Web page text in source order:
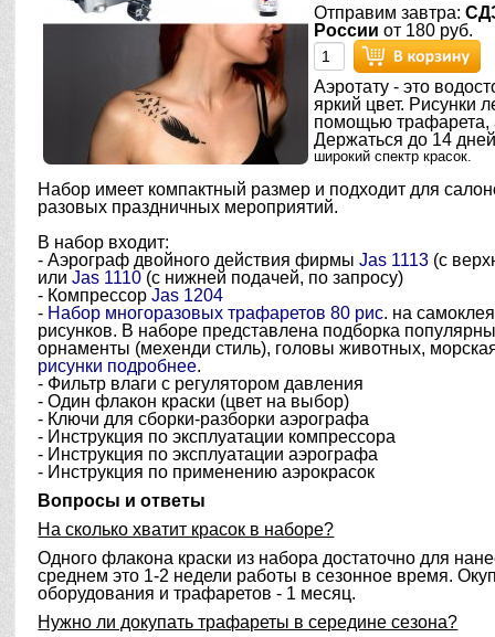
Отправим завтра:
России от 180 руб.
Аэротату - это
яркий цвет. Рисунки
помощью трафарета,
Держаться до 14
широкий спектр красок.
Набор имеет компактный размер и подходит для
разовых праздничных мероприятий.
В набор входит:
- Аэрограф двойного действия фирмыJas 1113 (с
илиJas 1110 (с нижней подачей, по запросу)
- КомпрессорJas 1204
- Набор многоразовых трафаретов 80 рис. на
рисунков. В наборе представлена подборка
орнаменты (мехенди стиль), головы животных,
рисунки подробнее.
- Фильтр влаги с регулятором давления
- Один флакон краски (цвет на выбор)
- Ключи для сборки-разборки аэрографа
- Инструкция по эксплуатации компрессора
- Инструкция по эксплуатации аэрографа
- Инструкция по применению аэрокрасок
Вопросы и ответы
На сколько хватит красок в наборе?
Одного флакона краски из набора достаточно для
среднем это 1-2 недели работы в сезонное время.
оборудования и трафаретов - 1 месяц.
Нужно ли докупать трафареты в середине сезона?